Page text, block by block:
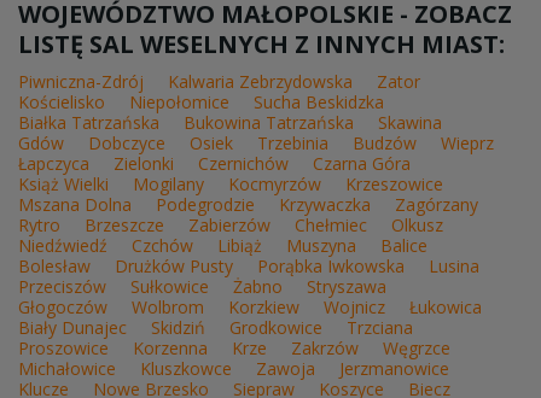
WOJEWÓDZTWO MAŁOPOLSKIE - ZOBACZ
LISTĘ SAL WESELNYCH Z INNYCH MIAST:
Piwniczna-Zdrój Kalwaria Zebrzydowska
Zator
Kościelisko
Niepołomice
Sucha Beskidzka
Białka Tatrzańska
Bukowina Tatrzańska
Skawina
Gdów
Dobczyce Osiek Trzebinia Budzów
Wieprz
Łapczyca
Zielonki Czernichów
Czarna Góra
Książ Wielki
Mogilany Kocmyrzów
Krzeszowice
Mszana Dolna
Podegrodzie Krzywaczka
Zagórzany
Rytro
Brzeszcze Zabierzów Chełmiec
Olkusz
Niedźwiedź
Czchów Libiąż Muszyna
Balice
Bolesław
Drużków Pusty Porąbka Iwkowska
Lusina
Przeciszów
Sułkowice Żabno
Stryszawa
Głogoczów
Wolbrom Korzkiew Wojnicz
Łukowica
Biały Dunajec
Skidziń Grodkowice
Trzciana
Proszowice
Korzenna Krze Zakrzów
Węgrzce
Michałowice
Kluszkowce Zawoja
Jerzmanowice
Klucze
Nowe Brzesko Siepraw Koszyce
Biecz